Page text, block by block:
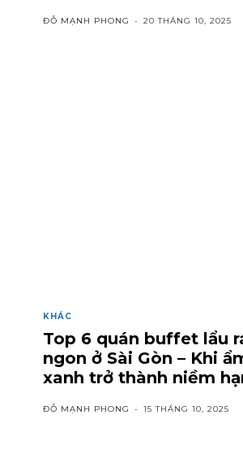
ĐỖ MẠNH PHONG - 20 THÁNG 10, 2025
KHÁC
Top 6 quán buffet lẩu
ngon ở Sài Gòn – Khi
xanh trở thành niềm
ĐỖ MẠNH PHONG - 15 THÁNG 10, 2025